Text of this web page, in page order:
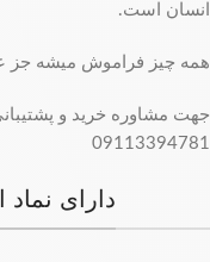
انسان است.
همه چیز فراموش میشه جز
جهت مشاوره خرید و
09113394781
دارای نماد